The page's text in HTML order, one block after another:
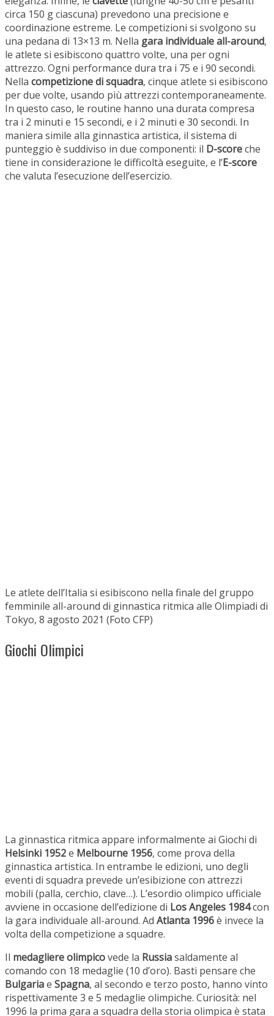
circa 150 g ciascuna) prevedono una precisione e
coordinazione estreme. Le competizioni si svolgono su
una pedana di 13×13 m. Nella gara individuale all-around,
le atlete si esibiscono quattro volte, una per ogni
attrezzo. Ogni performance dura tra i 75 e i 90 secondi.
Nella competizione di squadra, cinque atlete si esibiscono
per due volte, usando più attrezzi contemporaneamente.
In questo caso, le routine hanno una durata compresa
tra i 2 minuti e 15 secondi, e i 2 minuti e 30 secondi. In
maniera simile alla ginnastica artistica, il sistema di
punteggio è suddiviso in due componenti: il D-scoreche
tiene in considerazione le difficoltà eseguite, e l’E-score
che valuta l’esecuzione dell’esercizio.
Le atlete dell’Italia si esibiscono nella finale del gruppo
femminile all-around di ginnastica ritmica alle Olimpiadi di
Tokyo, 8 agosto 2021 (Foto CFP)
Giochi Olimpici
La ginnastica ritmica appare informalmente ai Giochi di
Helsinki 1952e Melbourne 1956, come prova della
ginnastica artistica. In entrambe le edizioni, uno degli
eventi di squadra prevede un’esibizione con attrezzi
mobili (palla, cerchio, clave…). L’esordio olimpico ufficiale
avviene in occasione dell’edizione di Los Angeles 1984con
la gara individuale all-around. Ad Atlanta 1996è invece la
volta della competizione a squadre.
Il medagliere olimpicovede la Russiasaldamente al
comando con 18 medaglie (10 d’oro). Basti pensare che
Bulgariae Spagna, al secondo e terzo posto, hanno vinto
rispettivamente 3 e 5 medaglie olimpiche. Curiosità: nel
1996 la prima gara a squadra della storia olimpica è stata